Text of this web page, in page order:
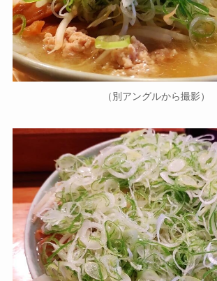
（別アングルから撮影）